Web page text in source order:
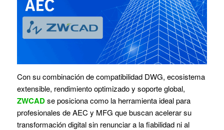
Con su combinación de compatibilidad DWG, ecosistema
extensible, rendimiento optimizado y soporte global,
ZWCADse posiciona como la herramienta ideal para
profesionales de AEC y MFG que buscan acelerar su
transformación digital sin renunciar a la fiabilidad ni al